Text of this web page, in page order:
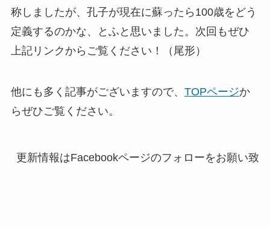
称しましたが、孔子が現在に蘇ったら100歳をどう
定義するのかな、とふと思いました。次回もぜひ
上記リンクからご覧ください！（尾形）
他にも多く記事がございますので、 TOPページか
らぜひご覧ください。